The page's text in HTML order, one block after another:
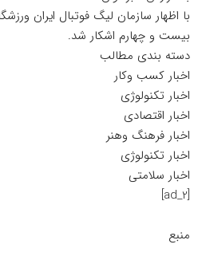
با اظهار سازمان لیگ فوتبال ایران
بیست و چهارم اشکار شد.
دسته بندی مطالب
اخبار کسب وکار
اخبار تکنولوژی
اخبار اقتصادی
اخبار فرهنگ وهنر
اخبار تکنولوژی
اخبار سلامتی
[ad_2]
منبع